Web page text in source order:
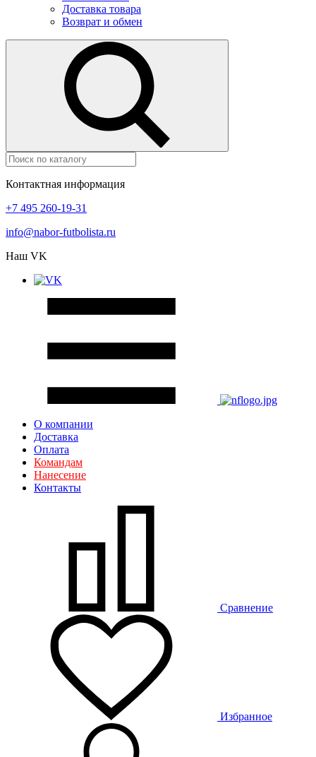
Доставка товара
Возврат и обмен
Контактная информация
+7 495 260-19-31
info@nabor-futbolista.ru
Наш VK
О компании
Доставка
Оплата
Командам
Нанесение
Контакты
Сравнение
Избранное